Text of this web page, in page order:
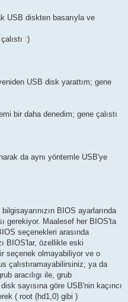
USB diskten basarıyla ve
:)
USB disk yarattım; gene
bir daha denedim; gene çalıstı
da aynı yöntemle USB'ye
BIOS ayarlarında
gerekiyor. Maalesef her BIOS'ta
seçenekleri arasında
BIOS'lar, özellikle eski
seçenek olmayabiliyor ve o
çalıstıramayabilirsiniz; ya da
aracılıgı ile, grub
sayısına göre USB'nin kaçıncı
( root (hd1,0) gibi )